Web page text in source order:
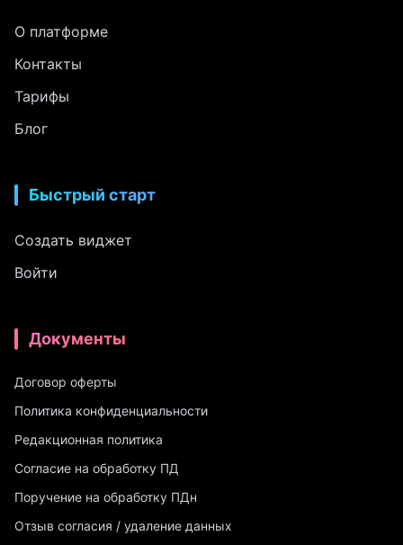
О платформе
Контакты
Тарифы
Блог
Быстрый старт
Создать виджет
Войти
Документы
Договор оферты
Политика конфиденциальности
Редакционная политика
Согласие на обработку ПД
Поручение на обработку ПДн
Отзыв согласия / удаление данных